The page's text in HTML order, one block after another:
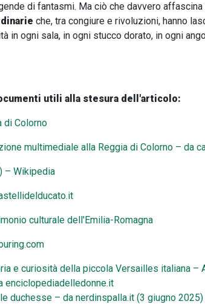
di fantasmi. Ma ciò che davvero
che, tra congiure e rivoluzioni, hanno
in ogni sala, in ogni stucco dorato, in ogni
utili alla stesura dell'articolo:
di Colorno
multimediale alla Reggia di Colorno – da
– Wikipedia
culturale dell'Emilia-Romagna
e curiosità della piccola Versailles italiana
enciclopediadelledonne.it
duchesse – da nerdinspalla.it (3 giugno 2025)